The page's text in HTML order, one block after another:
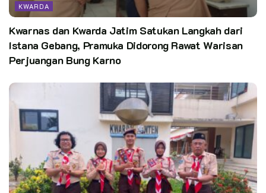
KWARDA
Kwarnas dan Kwarda Jatim Satukan Langkah dari
Istana Gebang, Pramuka Didorong Rawat Warisan
Perjuangan Bung Karno